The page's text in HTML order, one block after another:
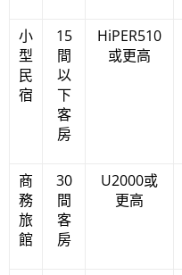
小
型
民
宿
15
間
以
下
客
房
HiPER510
或更高
商
務
旅
館
30
間
客
房
U2000或
更高